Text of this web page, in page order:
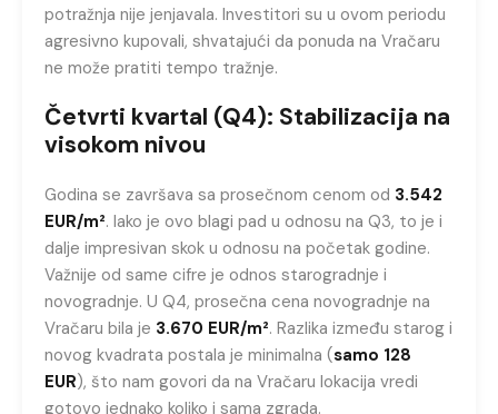
potražnja nije jenjavala. Investitori su u ovom periodu
agresivno kupovali, shvatajući da ponuda na Vračaru
ne može pratiti tempo tražnje.
Četvrti kvartal (Q4): Stabilizacija na
visokom nivou
Godina se završava sa prosečnom cenom od 3.542
EUR/m². Iako je ovo blagi pad u odnosu na Q3, to je i
dalje impresivan skok u odnosu na početak godine.
Važnije od same cifre je odnos starogradnje i
novogradnje. U Q4, prosečna cena novogradnje na
Vračaru bila je 3.670 EUR/m². Razlika između starog i
novog kvadrata postala je minimalna (samo 128
EUR), što nam govori da na Vračaru lokacija vredi
gotovo jednako koliko i sama zgrada.